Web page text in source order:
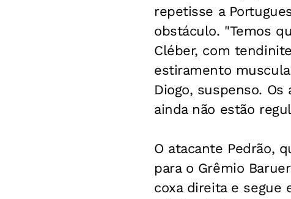
repetisse a
obstáculo. "Temos
Cléber, com
estiramento
Diogo, suspenso.
ainda não estão
O atacante Pedrão,
para o Grêmio
coxa direita e segue